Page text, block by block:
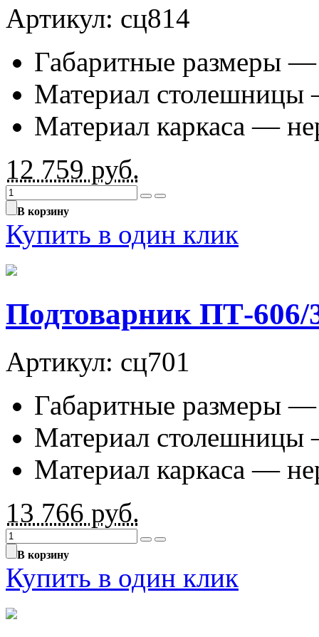
Артикул: сц814
Габаритные размеры
Материал
Материал каркаса —
12 759 руб.
В корзину
Купить в один клик
Подтоварник ПТ-606/
Артикул: сц701
Габаритные размеры
Материал
Материал каркаса —
13 766 руб.
В корзину
Купить в один клик